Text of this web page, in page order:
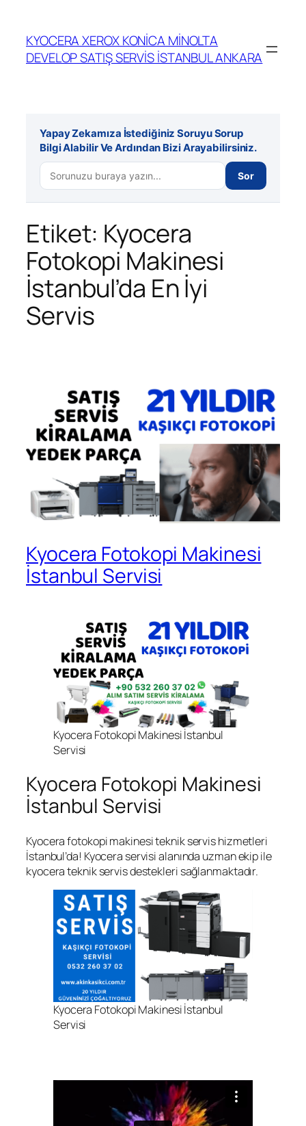
KYOCERA XEROX KONİCA MİNOLTA
DEVELOP SATIŞ SERVİS İSTANBUL ANKARA
Yapay Zekamıza İstediğiniz Soruyu Sorup
Bilgi Alabilir Ve Ardından Bizi Arayabilirsiniz.
Sor
Etiket: Kyocera
Fotokopi Makinesi
İstanbul’da En İyi
Servis
Kyocera Fotokopi Makinesi
İstanbul Servisi
Kyocera Fotokopi Makinesi İstanbul
Servisi
Kyocera Fotokopi Makinesi
İstanbul Servisi
Kyocera fotokopi makinesi teknik servis hizmetleri
İstanbul’da! Kyocera servisi alanında uzman ekip ile
kyocera teknik servis destekleri sağlanmaktadır.
Kyocera Fotokopi Makinesi İstanbul
Servisi